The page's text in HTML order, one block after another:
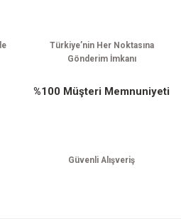
Türkiye’nin Her Noktasına
Gönderim İmkanı
%100 Müşteri Memnuniyeti
Güvenli Alışveriş